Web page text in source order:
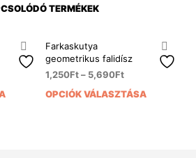
TERMÉKEK
Ennek
Farkaskutya
geometrikus falidísz
1,250Ft– 5,690Ft
OPCIÓK VÁLASZTÁSA